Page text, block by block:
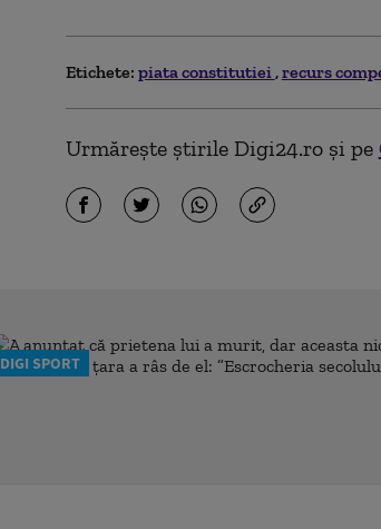
Etichete: piata constitutiei recurs
Urmărește știrile Digi24.ro și pe
DIGI SPORT